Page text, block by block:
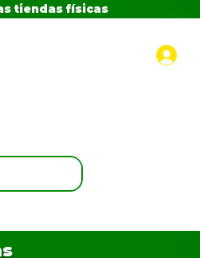
tiendas físicas